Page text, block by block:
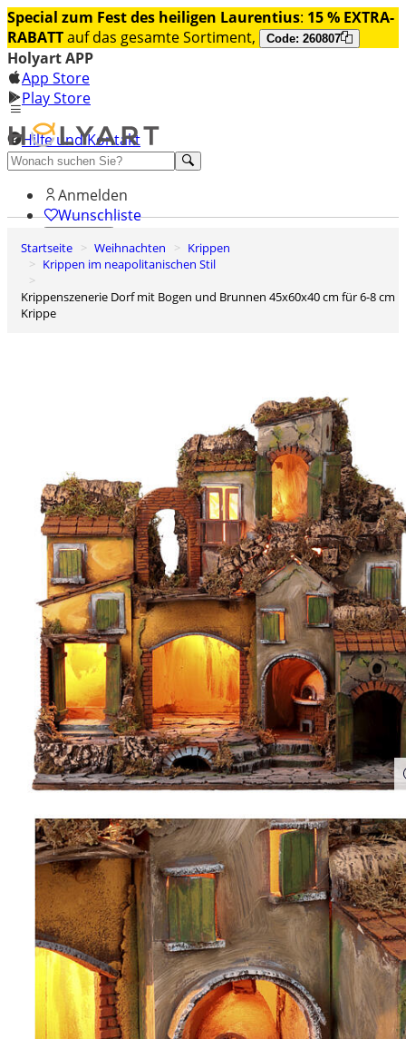
Special zum Fest des heiligen Laurentius: 15 % EXTRA-
RABATTauf das gesamte Sortiment, Code: 260807
Holyart APP
App Store
Play Store
Hilfe und Kontakt
Entdecken Sie Premium
Anmelden
Wunschliste
0
Warenkorb
Startseite Weihnachten
Krippen
Krippen im neapolitanischen Stil
Krippenszenerie Dorf mit Bogen und Brunnen 45x60x40 cm für 6-8 cm
Krippe